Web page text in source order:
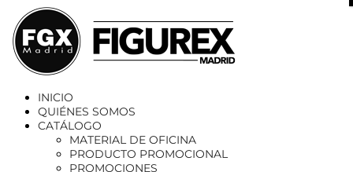
INICIO
QUIÉNES SOMOS
CATÁLOGO
MATERIAL DE OFICINA
PRODUCTO PROMOCIONAL
PROMOCIONES